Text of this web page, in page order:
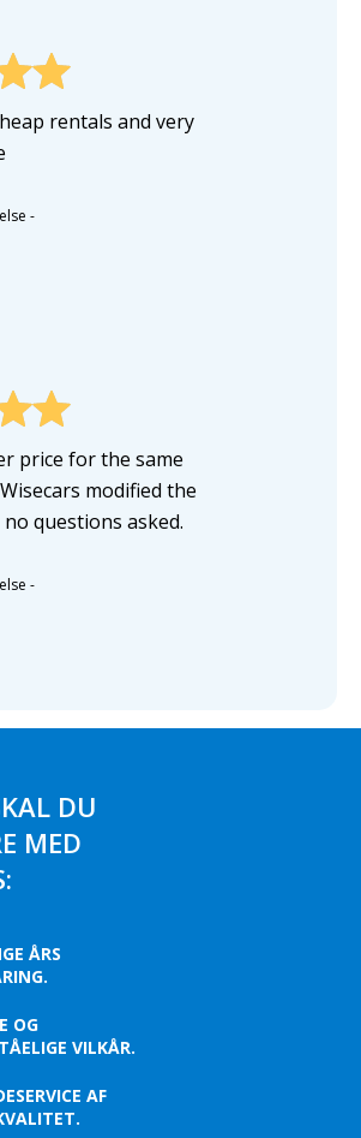
rentals and very
-
price for the same
modified the
questions asked.
-
DU
MED
ÅRS
OG
VILKÅR.
AF